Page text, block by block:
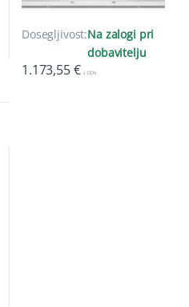
Dosegljivost:Na zalogi pri
dobavitelju
1.173,55€ z DDV